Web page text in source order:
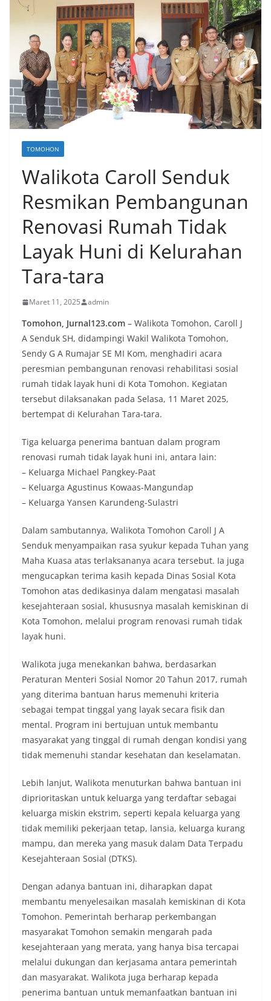
TOMOHON
Walikota Caroll Senduk
Resmikan Pembangunan
Renovasi Rumah Tidak
Layak Huni di Kelurahan
Tara-tara
Maret 11, 2025 admin
Tomohon, Jurnal123.com – Walikota Tomohon, Caroll J
A Senduk SH, didampingi Wakil Walikota Tomohon,
Sendy G A Rumajar SE MI Kom, menghadiri acara
peresmian pembangunan renovasi rehabilitasi sosial
rumah tidak layak huni di Kota Tomohon. Kegiatan
tersebut dilaksanakan pada Selasa, 11 Maret 2025,
bertempat di Kelurahan Tara-tara.
Tiga keluarga penerima bantuan dalam program
renovasi rumah tidak layak huni ini, antara lain:
– Keluarga Michael Pangkey-Paat
– Keluarga Agustinus Kowaas-Mangundap
– Keluarga Yansen Karundeng-Sulastri
Dalam sambutannya, Walikota Tomohon Caroll J A
Senduk menyampaikan rasa syukur kepada Tuhan yang
Maha Kuasa atas terlaksananya acara tersebut. Ia juga
mengucapkan terima kasih kepada Dinas Sosial Kota
Tomohon atas dedikasinya dalam mengatasi masalah
kesejahteraan sosial, khususnya masalah kemiskinan di
Kota Tomohon, melalui program renovasi rumah tidak
layak huni.
Walikota juga menekankan bahwa, berdasarkan
Peraturan Menteri Sosial Nomor 20 Tahun 2017, rumah
yang diterima bantuan harus memenuhi kriteria
sebagai tempat tinggal yang layak secara fisik dan
mental. Program ini bertujuan untuk membantu
masyarakat yang tinggal di rumah dengan kondisi yang
tidak memenuhi standar kesehatan dan keselamatan.
Lebih lanjut, Walikota menuturkan bahwa bantuan ini
diprioritaskan untuk keluarga yang terdaftar sebagai
keluarga miskin ekstrim, seperti kepala keluarga yang
tidak memiliki pekerjaan tetap, lansia, keluarga kurang
mampu, dan mereka yang masuk dalam Data Terpadu
Kesejahteraan Sosial (DTKS).
Dengan adanya bantuan ini, diharapkan dapat
membantu menyelesaikan masalah kemiskinan di Kota
Tomohon. Pemerintah berharap perkembangan
masyarakat Tomohon semakin mengarah pada
kesejahteraan yang merata, yang hanya bisa tercapai
melalui dukungan dan kerjasama antara pemerintah
dan masyarakat. Walikota juga berharap kepada
penerima bantuan untuk memanfaatkan bantuan ini